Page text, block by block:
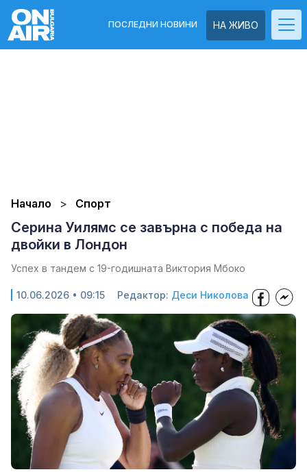
НА ЖИВО
ПОСЛЕДНИ НОВИНИ
Начало Спорт
Серина Уилямс се завърна с победа на
двойки в Лондон
Успех в тандем с 19-годишната Виктория Мбоко
10.06.2026 • 09:15 Редактор: Деси Николова